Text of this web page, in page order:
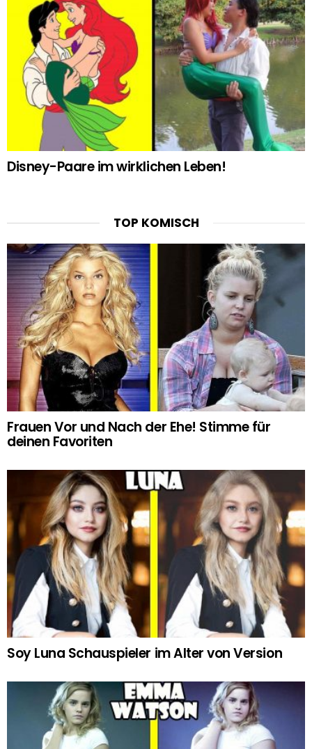
Disney-Paare im wirklichen Leben!
TOP KOMISCH
Frauen Vor und Nach der Ehe! Stimme für
deinen Favoriten
Soy Luna Schauspieler im Alter von Version